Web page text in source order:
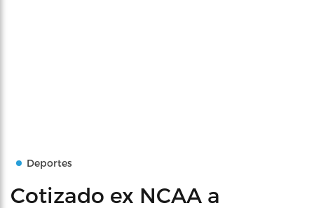
Deportes
Cotizado ex NCAA a